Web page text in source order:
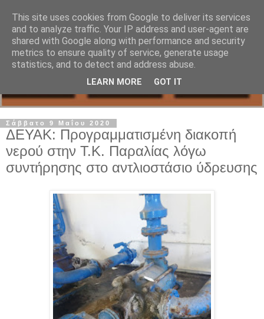
Σάββατο 9 Μαΐου 2020
ΔΕΥΑΚ: Προγραμματισμένη διακοπή
νερού στην Τ.Κ. Παραλίας λόγω
συντήρησης στο αντλιοστάσιο ύδρευσης
This site uses cookies from Google to deliver its services
and to analyze traffic. Your IP address and user-agent are
shared with Google along with performance and security
metrics to ensure quality of service, generate usage
statistics, and to detect and address abuse.
LEARN MORE GOT IT